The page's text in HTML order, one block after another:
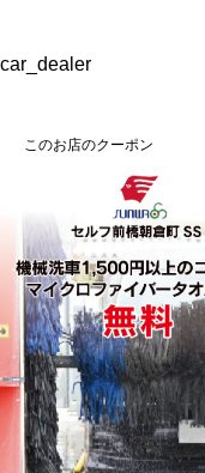
car_dealer
このお店のクーポン